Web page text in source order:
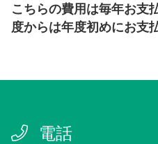
こちらの費用は毎年お支
度からは年度初めにお支
電話